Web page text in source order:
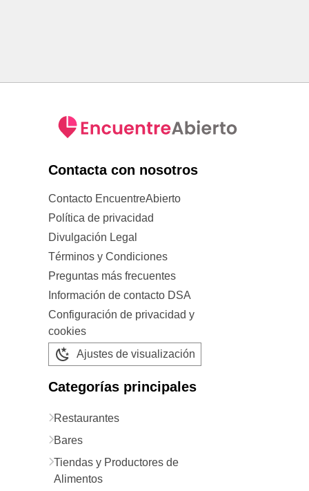
Contacta con nosotros
Contacto EncuentreAbierto
Política de privacidad
Divulgación Legal
Términos y Condiciones
Preguntas más frecuentes
Información de contacto DSA
Configuración de privacidad y
cookies
Ajustes de visualización
Categorías principales
Restaurantes
Bares
Tiendas y Productores de
Alimentos